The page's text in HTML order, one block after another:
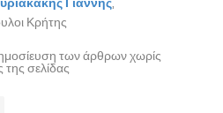
Κρήτης
των άρθρων χωρίς
σελίδας